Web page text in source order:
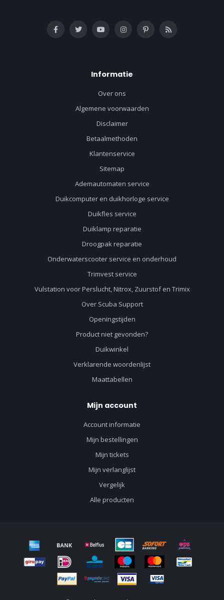
Informatie
Over ons
Algemene voorwaarden
Disclaimer
Betaalmethoden
Klantenservice
Sitemap
Ademautomaten service
Duikcomputer en duikhorloge service
Duikfles service
Duiklamp reparatie
Droogpak reparatie
Onderwaterscooter service en onderhoud
Trimvest service
Vulstation voor Perslucht, Nitrox, Zuurstof en Trimix
Over Scuba Support
Openingstijden
Product niet gevonden?
Duikwinkel
Verklarende woordenlijst
Maattabellen
Mijn account
Account informatie
Mijn bestellingen
Mijn tickets
Mijn verlanglijst
Vergelijk
Alle producten